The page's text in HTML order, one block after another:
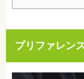
プリファレン